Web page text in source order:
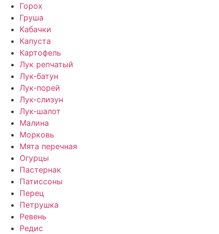
Горох
Груша
Кабачки
Капуста
Картофель
Лук репчатый
Лук-батун
Лук-порей
Лук-слизун
Лук-шалот
Малина
Морковь
Мята перечная
Огурцы
Пастернак
Патиссоны
Перец
Петрушка
Ревень
Редис